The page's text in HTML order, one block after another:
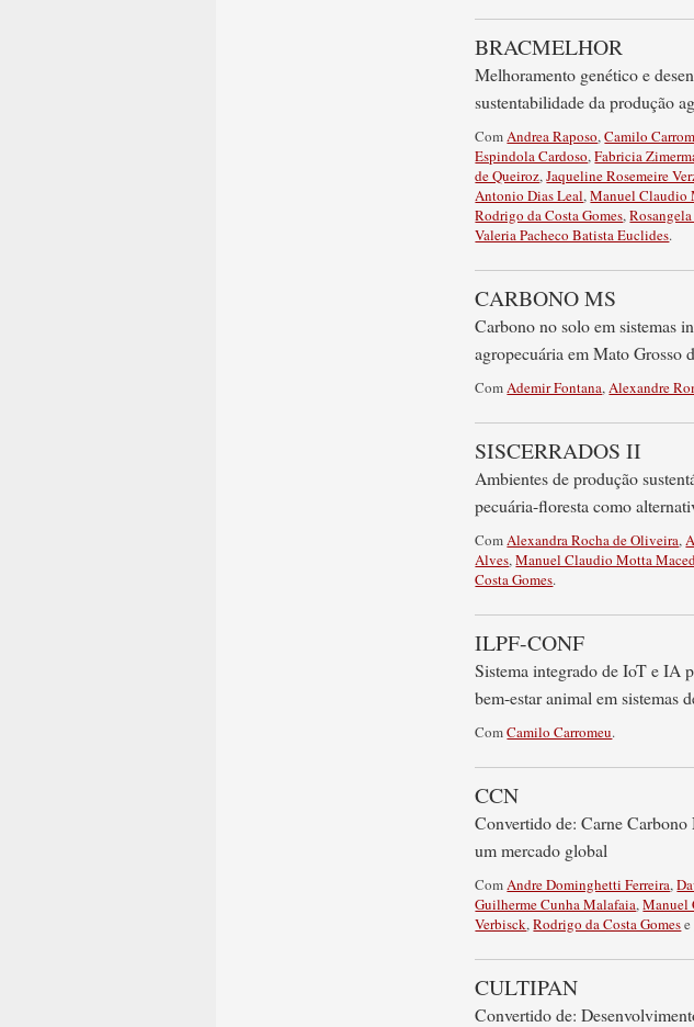
BRACMELHOR
Melhoramento genético e
sustentabilidade da produção
ComAndrea Raposo,Camilo
Espindola Cardoso,Fabricia
de Queiroz,Jaqueline Rosemeire
Antonio Dias Leal,Manuel Claudio
Rodrigo da Costa Gomes,
Valeria Pacheco Batista Euclides.
CARBONO MS
Carbono no solo em sistemas
agropecuária em Mato Grosso
ComAdemir Fontana,Alexandre
SISCERRADOS II
Ambientes de produção
pecuária-floresta como
ComAlexandra Rocha de Oliveira,
Alves,Manuel Claudio Motta
Costa Gomes.
ILPF-CONF
Sistema integrado de IoT e IA
bem-estar animal em sistemas
ComCamilo Carromeu.
CCN
Convertido de: Carne Carbono
um mercado global
ComAndre Dominghetti Ferreira,
Guilherme Cunha Malafaia,Manuel
Verbisck,Rodrigo da Costa Gomese
CULTIPAN
Convertido de: